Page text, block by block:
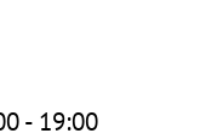
- 19:00